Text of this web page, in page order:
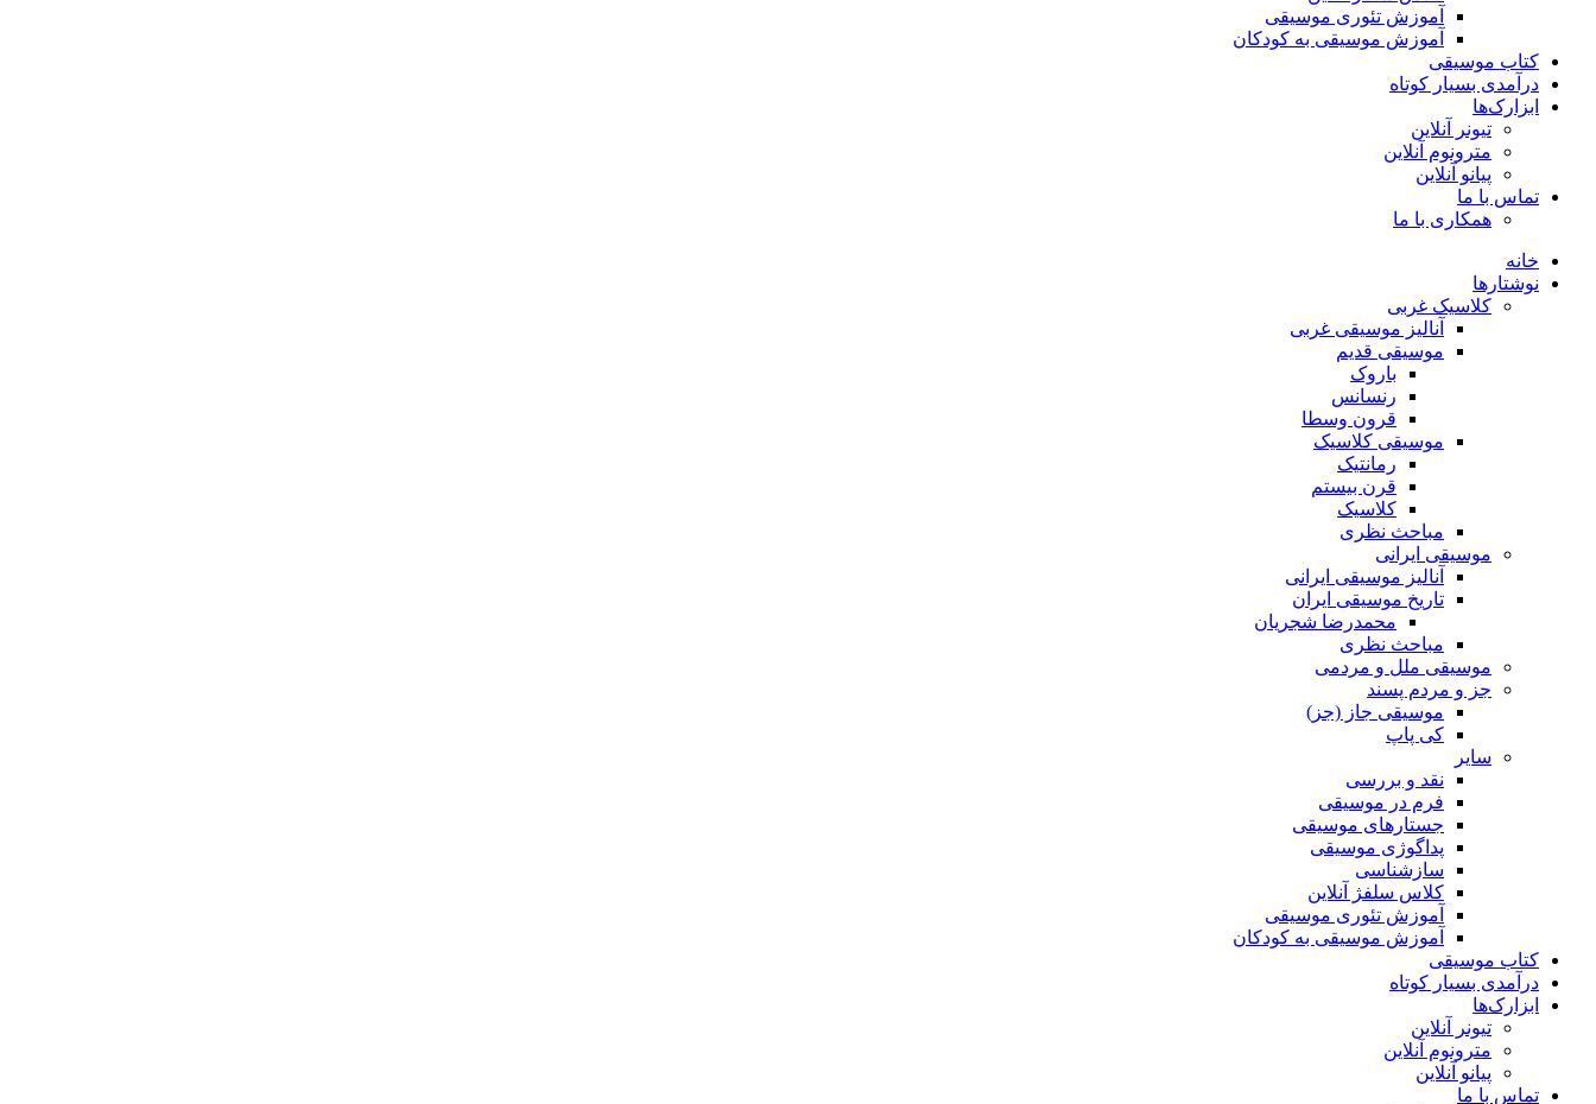
آموزش تئوری موسیقی
آموزش موسیقی به کودکان
کتاب موسیقی
درآمدی بسیار کوتاه
ابزارک‌ها
تیونر آنلاین
مترونوم آنلاین
پیانو آنلاین
تماس با ما
همکاری با ما
خانه
نوشتارها
کلاسیک غربی
آنالیز موسیقی غربی
موسیقی قدیم
باروک
رنسانس
قرون وسطا
موسیقی کلاسیک
رمانتیک
قرن بیستم
کلاسیک
مباحث نظری
موسیقی ایرانی
آنالیز موسیقی ایرانی
تاریخ موسیقی ایران
محمدرضا شجریان
مباحث نظری
موسیقی ملل و مردمی
جز و مردم پسند
موسیقی جاز (جز)
کی پاپ
سایر
نقد‌ و بررسی
فرم در موسیقی
جستارهای موسیقی
پداگوژی موسیقی
سازشناسی
کلاس سلفژ آنلاین
آموزش تئوری موسیقی
آموزش موسیقی به کودکان
کتاب موسیقی
درآمدی بسیار کوتاه
ابزارک‌ها
تیونر آنلاین
مترونوم آنلاین
پیانو آنلاین
تماس با ما